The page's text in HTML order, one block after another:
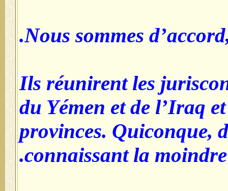
Nous sommes
Ils réunirent les
du Yémen et de l’Iraq
provinces. Quiconque,
connaissant la